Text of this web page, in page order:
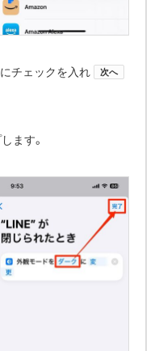
にチェックを入れ 次へ
ます。